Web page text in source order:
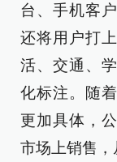
台、手机客
还将用户打
活、交通、
化标注。随
更加具体，
市场上销售，